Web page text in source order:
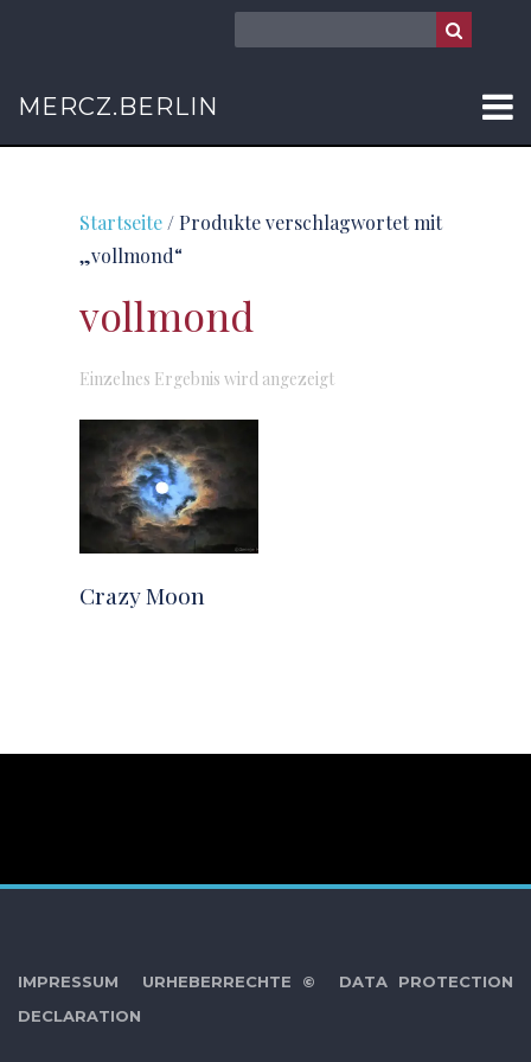
MERCZ.BERLIN
Startseite / Produkte verschlagwortet mit
„vollmond“
vollmond
Einzelnes Ergebnis wird angezeigt
Crazy Moon
IMPRESSUM URHEBERRECHTE ©
DATA PROTECTION
DECLARATION